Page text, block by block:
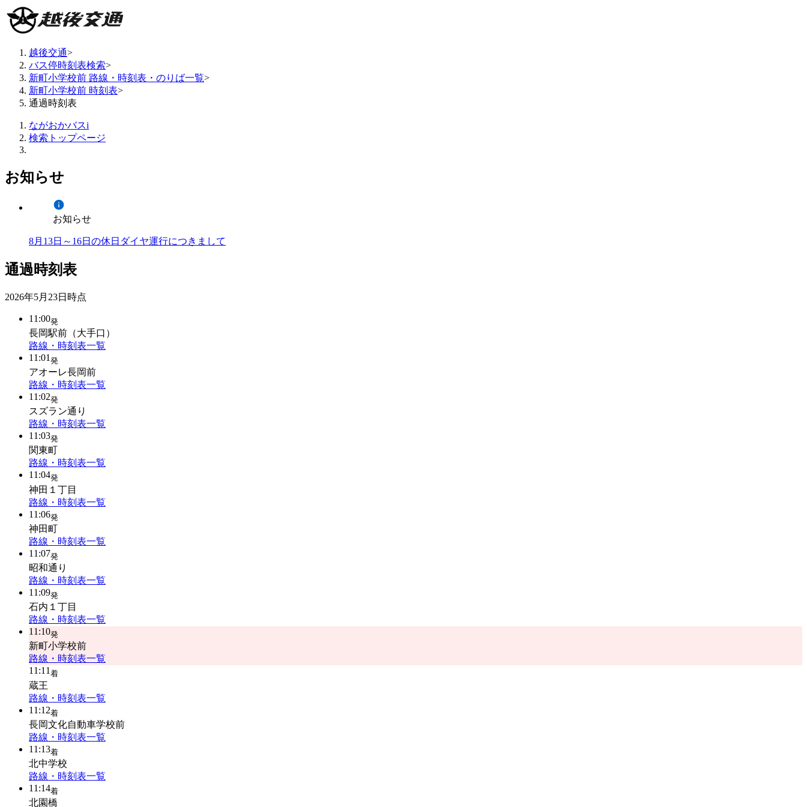
越後交通>
バス停時刻表検索>
新町小学校前 路線・時刻表・のりば一覧>
新町小学校前 時刻表>
通過時刻表
ながおかバスi
検索トップページ
お知らせ
お知らせ
8月13日～16日の休日ダイヤ運行につきまして
通過時刻表
2026年5月23日 時点
11:00発
長岡駅前（大手口）
路線・時刻表一覧
11:01 発
アオーレ長岡前
路線・時刻表一覧
11:02発
スズラン通り
路線・時刻表一覧
11:03発
関東町
路線・時刻表一覧
11:04発
神田１丁目
路線・時刻表一覧
11:06発
神田町
路線・時刻表一覧
11:07発
昭和通り
路線・時刻表一覧
11:09発
石内１丁目
路線・時刻表一覧
11:10発
新町小学校前
路線・時刻表一覧
11:11 着
蔵王
路線・時刻表一覧
11:12着
長岡文化自動車学校前
路線・時刻表一覧
11:13着
北中学校
路線・時刻表一覧
11:14着
北園橋